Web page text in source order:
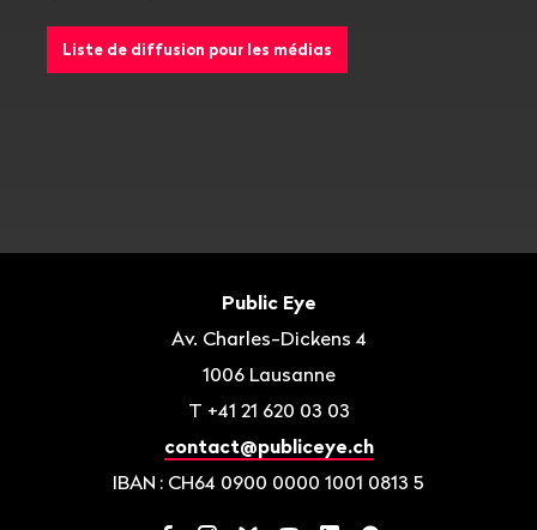
Liste de diffusion pour les médias
Public Eye
Av. Charles-Dickens 4
1006 Lausanne
T +41 21 620 03 03
contact@publiceye.ch
IBAN : CH64 0900 0000 1001 0813 5